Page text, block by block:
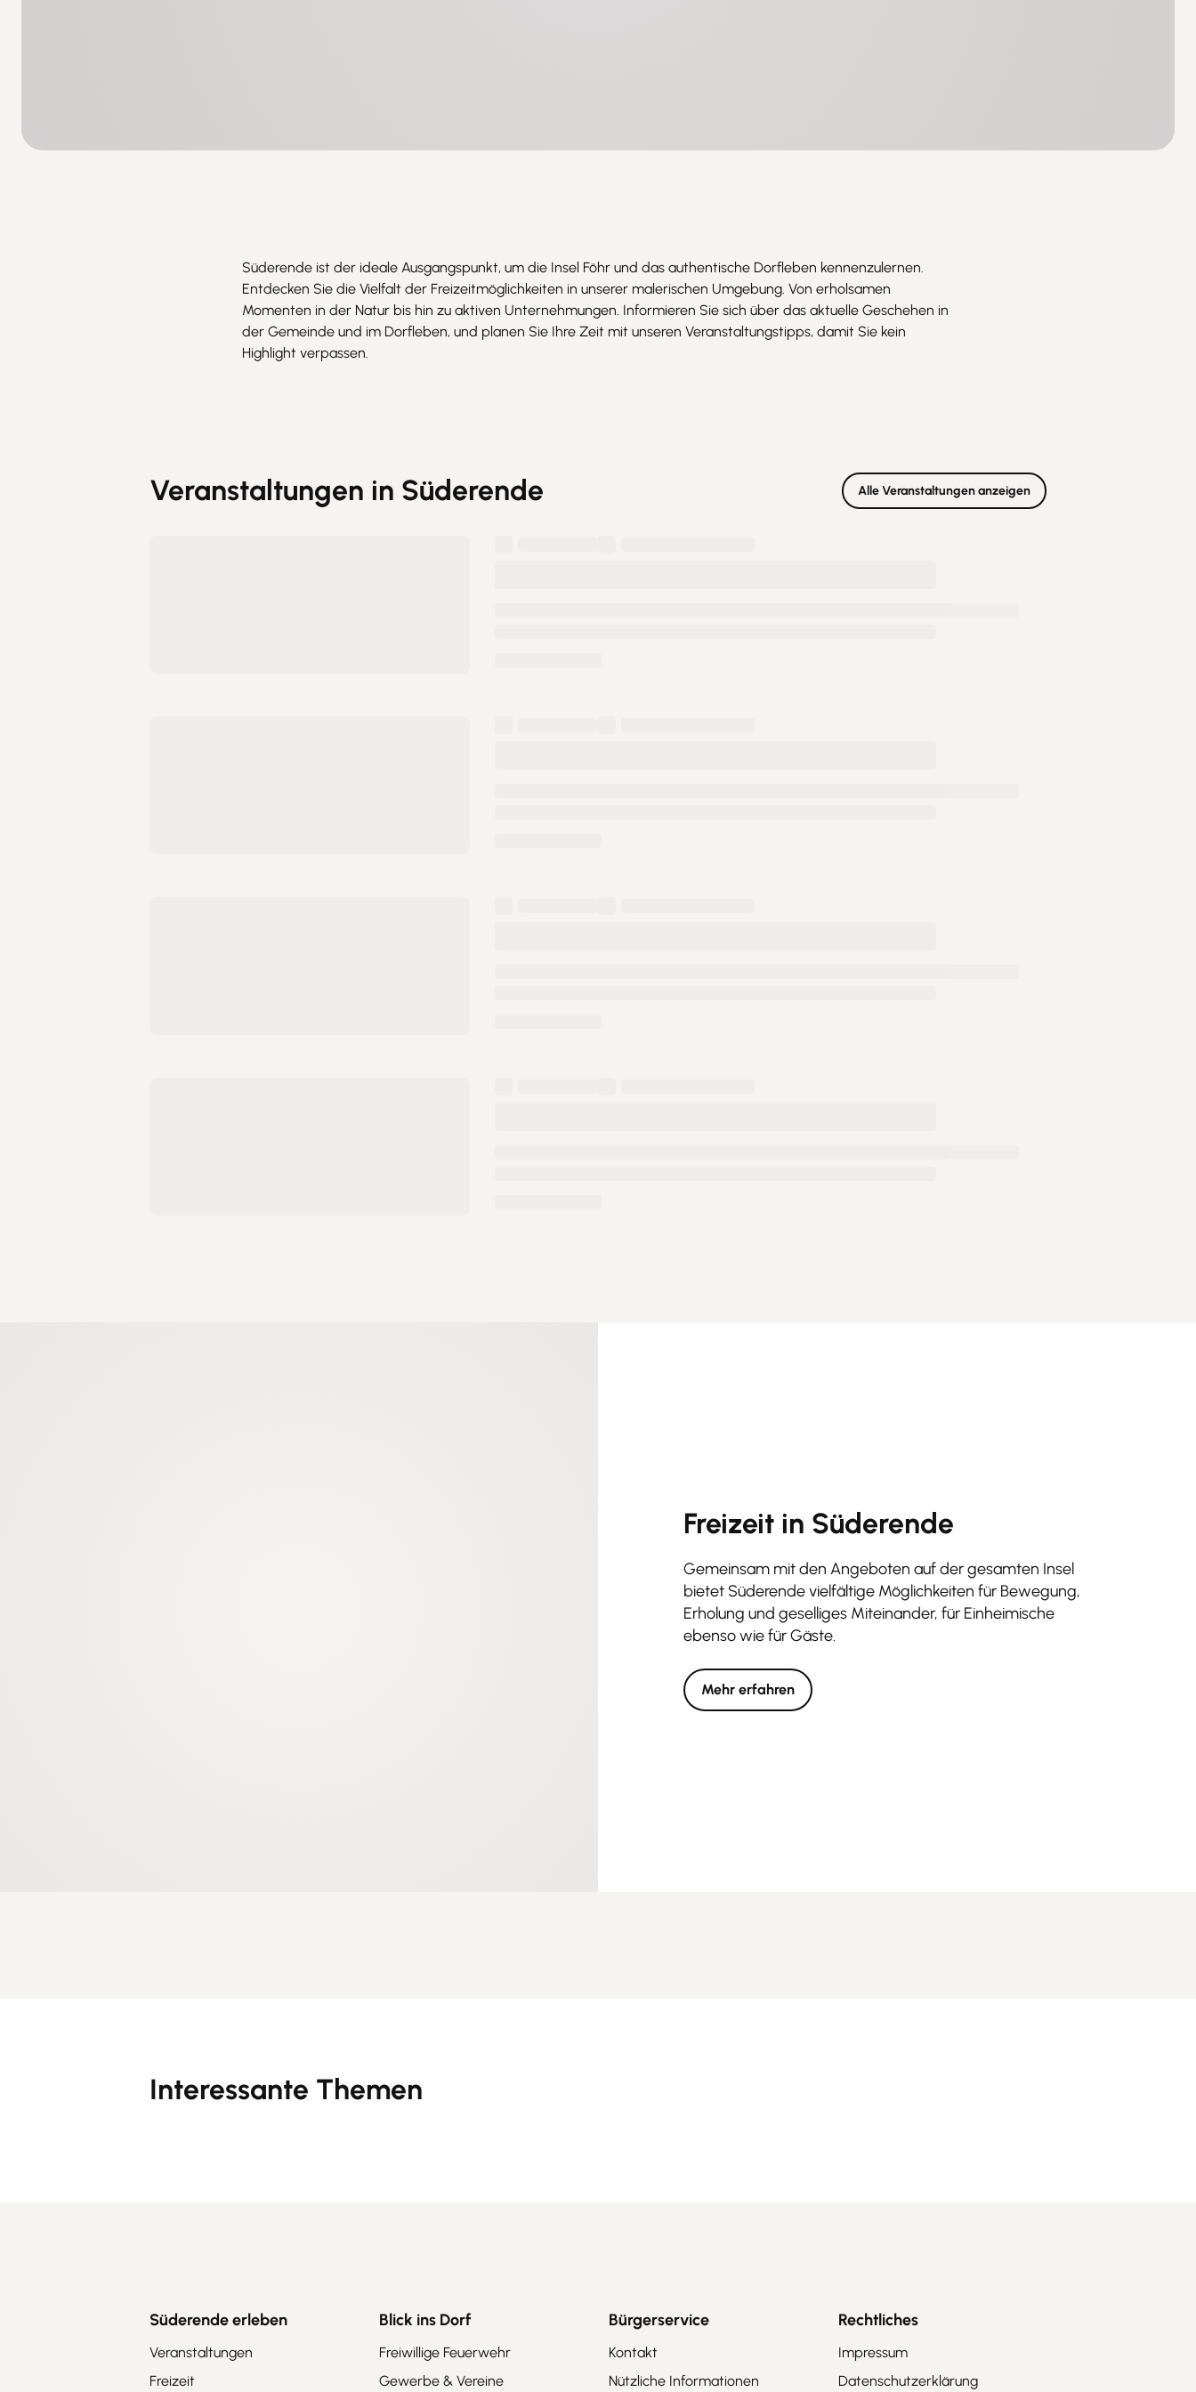
Süderende ist der ideale Ausgangspunkt, um die Insel Föhr und das authentische Dorfleben kennenzulernen.
Entdecken Sie die Vielfalt der Freizeitmöglichkeiten in unserer malerischen Umgebung. Von erholsamen
Momenten in der Natur bis hin zu aktiven Unternehmungen. Informieren Sie sich über das aktuelle Geschehen in
der Gemeinde und im Dorfleben, und planen Sie Ihre Zeit mit unseren Veranstaltungstipps, damit Sie kein
Highlight verpassen.
Veranstaltungen in Süderende Alle Veranstaltungen anzeigen
Freizeit in Süderende
Gemeinsam mit den Angeboten auf der gesamten Insel
bietet Süderende vielfältige Möglichkeiten für Bewegung,
Erholung und geselliges Miteinander, für Einheimische
ebenso wie für Gäste.
Mehr erfahren
Interessante Themen
Feuerwehr
Süderende erleben
Veranstaltungen
Freizeit
Blick ins Dorf
Freiwillige Feuerwehr
Gewerbe & Vereine
Bürgerservice
Kontakt
Nützliche Informationen
Rechtliches
Impressum
Datenschutzerklärung